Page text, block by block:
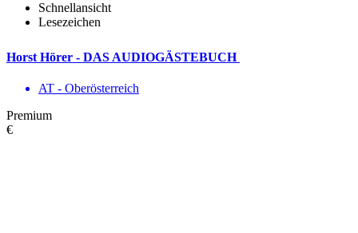
Schnellansicht
Lesezeichen
Horst Hörer - DAS AUDIOGÄSTEBUCH
AT - Ober­österreich
Premium
€